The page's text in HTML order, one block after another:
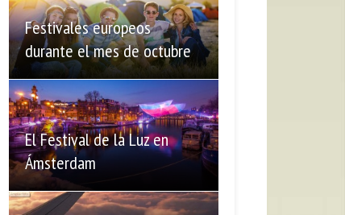
Festivales europeos
durante el mes de octubre
El Festival de la Luz en
Ámsterdam